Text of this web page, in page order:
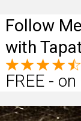
Follow
with
FREE -